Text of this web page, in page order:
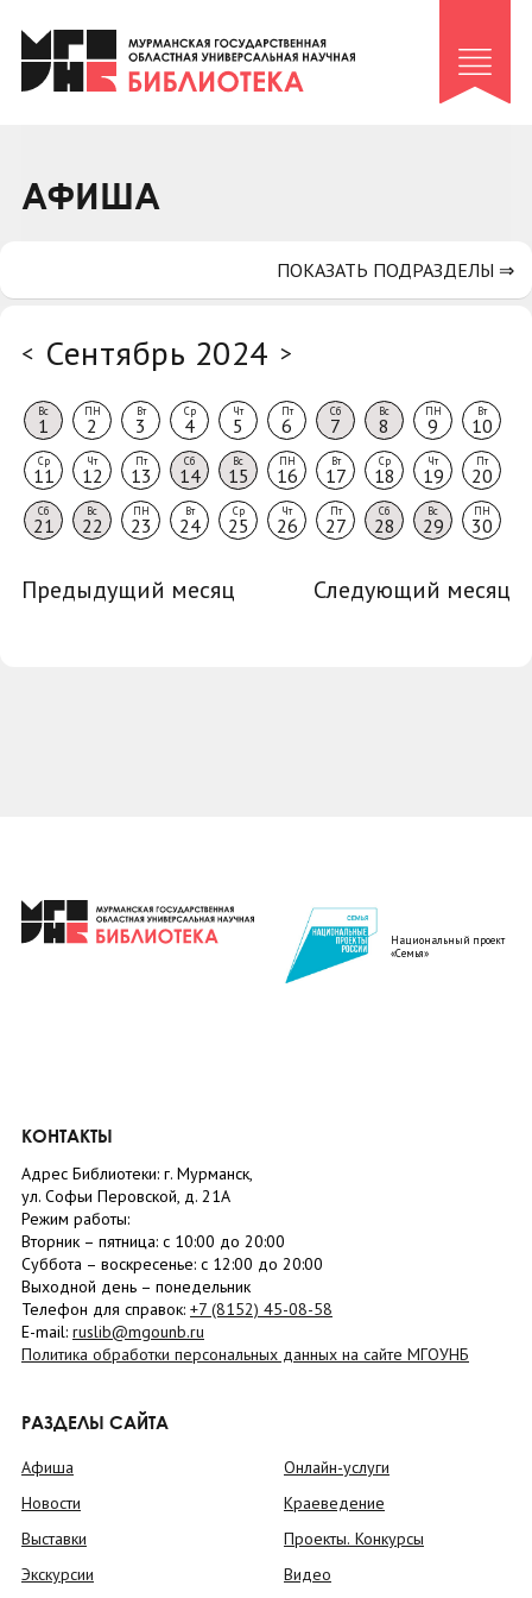
Клуб «Гиря и сельдерей»
Клуб «Семейный архив»
Коллегам
АФИША
< Сентябрь 2024 >
Вс
1
ПН
2
Вт
3
Ср
4
Чт
5
Пт
6
Сб
7
Вс
8
ПН
9
Вт
10
Ср
11
Чт
12
Пт
13
Сб
14
Вс
15
ПН
16
Вт
17
Ср
18
Чт
19
Пт
20
Сб
21
Вс
22
ПН
23
Вт
24
Ср
25
Чт
26
Пт
27
Сб
28
Вс
29
ПН
30
Предыдущий месяц Следующий месяц
ПОКАЗАТЬ ПОДРАЗДЕЛЫ ⇒
Национальный проект
«Семья»
КОНТАКТЫ
Адрес Библиотеки: г. Мурманск,
ул. Софьи Перовской, д. 21А
Режим работы:
Вторник – пятница: с 10:00 до 20:00
Суббота – воскресенье: c 12:00 до 20:00
Выходной день – понедельник
Телефон для справок: +7 (8152) 45-08-58
E-mail: ruslib@mgounb.ru
Политика обработки персональных данных на сайте МГОУНБ
РАЗДЕЛЫ САЙТА
Афиша
Новости
Выставки
Экскурсии
Онлайн-услуги
Краеведение
Проекты. Конкурсы
Видео